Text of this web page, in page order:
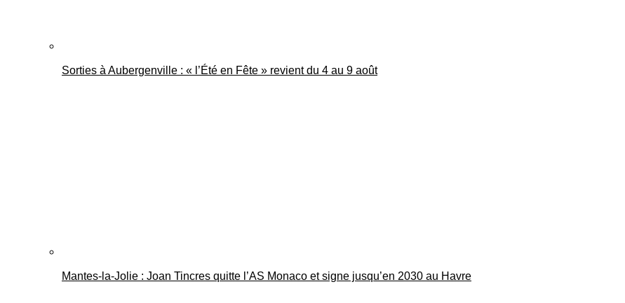
Sorties à Aubergenville : « l’Été en Fête » revient du 4 au 9 août
Mantes-la-Jolie : Joan Tincres quitte l’AS Monaco et signe jusqu’en 2030 au Havre